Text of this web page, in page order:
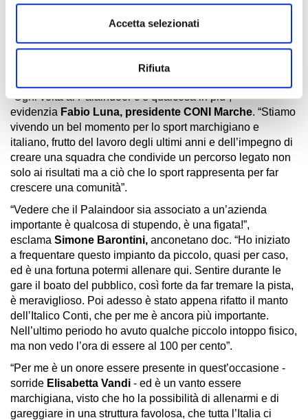
Accetta selezionati
Rifiuta
anche dalle scuole, che attraverso una convenzione con il
Comune possono frequentarla al mattino. È una
da qui possono nascere nuove eccellenze dello sport”.
“Ogni volta al Palaindoor c’è qualcosa in più”,
evidenzia Fabio Luna, presidente CONI Marche. “Stiamo
vivendo un bel momento per lo sport marchigiano e
italiano, frutto del lavoro degli ultimi anni e dell’impegno di
creare una squadra che condivide un percorso legato non
solo ai risultati ma a ciò che lo sport rappresenta per far
crescere una comunità”.
“Vedere che il Palaindoor sia associato a un’azienda
importante è qualcosa di stupendo, è una figata!”,
esclama Simone Barontini, anconetano doc. “Ho iniziato
a frequentare questo impianto da piccolo, quasi per caso,
ed è una fortuna potermi allenare qui. Sentire durante le
gare il boato del pubblico, così forte da far tremare la pista,
è meraviglioso. Poi adesso è stato appena rifatto il manto
dell’Italico Conti, che per me è ancora più importante.
Nell’ultimo periodo ho avuto qualche piccolo intoppo fisico,
ma non vedo l’ora di essere al 100 per cento”.
“Per me è un onore essere presente in quest’occasione -
sorride Elisabetta Vandi - ed è un vanto essere
marchigiana, visto che ho la possibilità di allenarmi e di
gareggiare in una struttura favolosa, che tutta l’Italia ci